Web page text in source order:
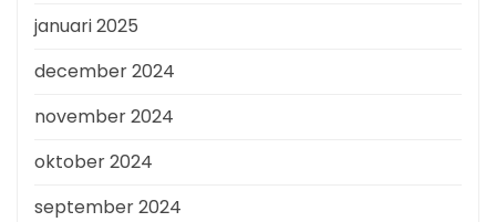
januari 2025
december 2024
november 2024
oktober 2024
september 2024